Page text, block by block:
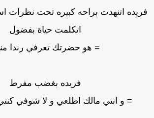
اتنهدت براحه كبيره تحت نظرات
اتكلمت حياة بفضول
= هو حضرتك تعرفي رندا
فريده بغضب مفرط
= و انتي مالك اطلعي و لا شوفي كنتي